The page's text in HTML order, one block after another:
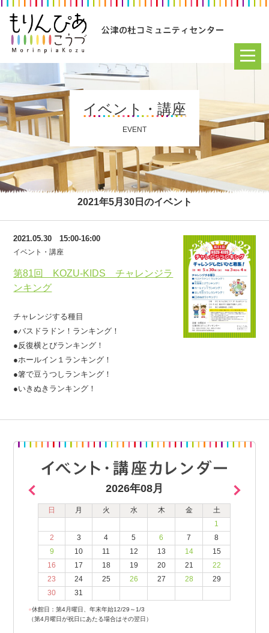
イベント・講座
EVENT
2021年5月30日のイベント
第81回 KOZU-KIDS チャレンジラ
ンキング
2021.05.30 15:00-16:00
イベント・講座
チャレンジする種目
●バスドラドン！ランキング！
●反復横とびランキング！
●ホールイン１ランキング！
●箸で豆うつしランキング！
●いきぬきランキング！
2026年08月
日 月 火 水 木 金
土
1
2
3 4 5 6 7
8
9
10 11 12 13 14
15
16
17 18 19 20 21
22
23
24 25 26 27 28
29
30
31
●休館日：第4月曜日、年末年始12/29～1/3
（第4月曜日が祝日にあたる場合はその翌日）